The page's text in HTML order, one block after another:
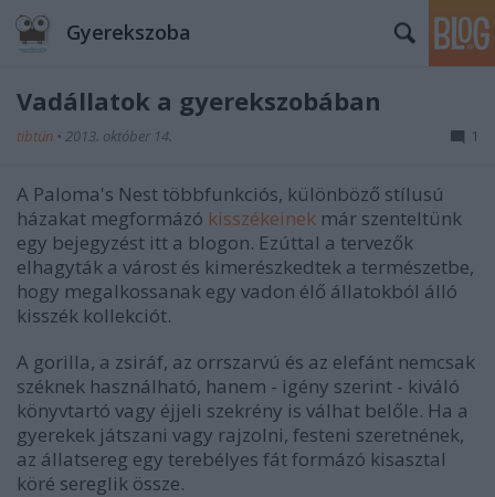
Gyerekszoba
Vadállatok a gyerekszobában
tibtün • 2013. október 14. 1
A Paloma's Nest többfunkciós, különböző stílusú
házakat megformázó kisszékeinek már szenteltünk
egy bejegyzést itt a blogon. Ezúttal a tervezők
elhagyták a várost és kimerészkedtek a természetbe,
hogy megalkossanak egy vadon élő állatokból álló
kisszék kollekciót.
A gorilla, a zsiráf, az orrszarvú és az elefánt nemcsak
széknek használható, hanem - igény szerint - kiváló
könyvtartó vagy éjjeli szekrény is válhat belőle. Ha a
gyerekek játszani vagy rajzolni, festeni szeretnének,
az állatsereg egy terebélyes fát formázó kisasztal
köré sereglik össze.